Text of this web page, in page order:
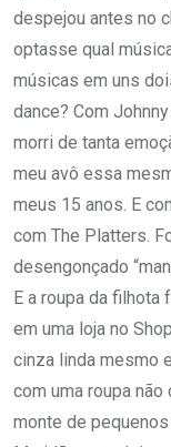
despejou antes no
optasse qual
músicas em uns
dance? Com
morri de tanta
meu avô essa
meus 15 anos. E
com The Platters.
desengonçado
E a roupa da
em uma loja no
cinza linda mesmo
com uma roupa
monte de